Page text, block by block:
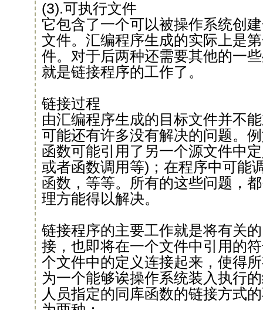
(3).可执行文件
它包含了一个可以被操作系统创
文件。汇编程序生成的实际上是
件。对于后两种还需要其他的一
就是链接程序的工作了。
链接过程
由汇编程序生成的目标文件并不
可能还有许多没有解决的问题。
函数可能引用了另一个源文件中
或者函数调用等)；在程序中可能
函数，等等。所有的这些问题，
理方能得以解决。
链接程序的主要工作就是将有关
接，也即将在一个文件中引用的
个文件中的定义连接起来，使得
为一个能够诶操作系统装入执行
人员指定的同库函数的链接方式